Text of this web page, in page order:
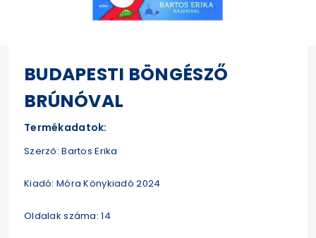
BUDAPESTI BÖNGÉSZŐ
BRÚNÓVAL
Termékadatok:
Szerző: Bartos Erika
Kiadó: Móra Könykiadó 2024
Oldalak száma: 14